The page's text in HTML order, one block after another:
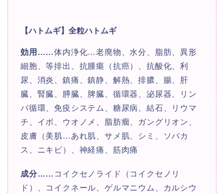
【ハトムギ】全粒ハトムギ
効用 ……体内浄化…老廃物、水分、脂肪、異形
細胞、等排出、抗腫瘍（抗癌）、抗酸化、利
尿、消炎、鎮痛、鎮静、解熱、排膿、腸、肝
臓、腎臓、膵臓、脾臓、循環器、泌尿器、リン
パ循環、免疫システム、糖尿病、結石、リウマ
チ、イボ、ウオノメ、脂肪瘤、ガングリオン、
皮膚（美肌…あれ肌、サメ肌、シミ、ソバカ
ス、ニキビ）、神経痛、筋肉痛
成分…… コイクセノライド（コイクセノリ
ド）、コイクネール、ゲルマニウム、カルシウ